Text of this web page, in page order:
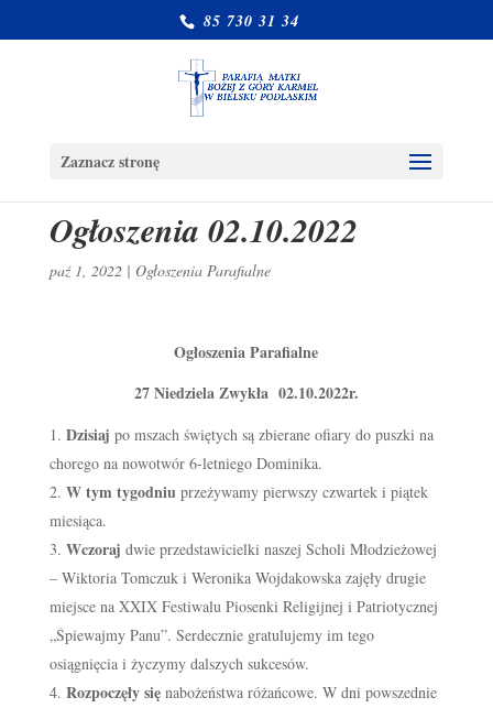
85 730 31 34
Zaznacz stronę
Ogłoszenia 02.10.2022
paź 1, 2022| Ogłoszenia Parafialne
Ogłoszenia Parafialne
27 Niedziela Zwykła 02.10.2022r.
Dzisiaj po mszach świętych są zbierane ofiary do puszki na
chorego na nowotwór 6-letniego Dominika.
W tym tygodniu przeżywamy pierwszy czwartek i piątek
miesiąca.
Wczoraj dwie przedstawicielki naszej Scholi Młodzieżowej
– Wiktoria Tomczuk i Weronika Wojdakowska zajęły drugie
miejsce na XXIX Festiwalu Piosenki Religijnej i Patriotycznej
„Śpiewajmy Panu”. Serdecznie gratulujemy im tego
osiągnięcia i życzymy dalszych sukcesów.
Rozpoczęły się nabożeństwa różańcowe. W dni powszednie